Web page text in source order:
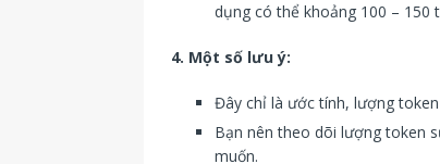
dụng có thể khoảng 100 – 150
4. Một số lưu ý:
Đây chỉ là ước tính, lượng
Bạn nên theo dõi lượng token
muốn.